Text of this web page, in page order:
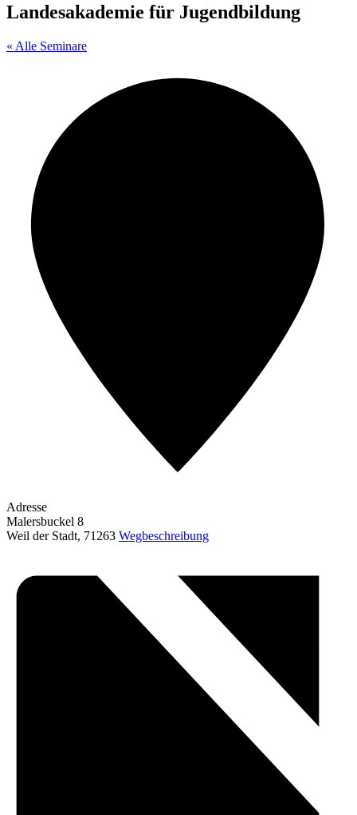
Landesakademie für Jugendbildung
« Alle Seminare
Adresse
Malersbuckel 8
Weil der Stadt, 71263 Wegbeschreibung